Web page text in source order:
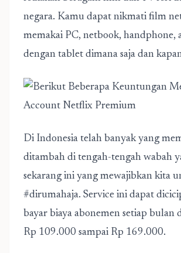
negara. Kamu dapat nikmati film
memakai PC, netbook, handphone,
dengan tablet dimana saja dan
Di Indonesia telah banyak yang
ditambah di tengah-tengah wabah
sekarang ini yang mewajibkan kita
#dirumahaja. Service ini dapat
bayar biaya abonemen setiap bulan
Rp 109.000 sampai Rp 169.000.